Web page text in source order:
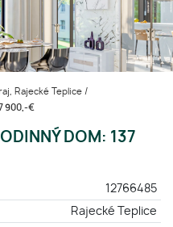
Rajecké Teplice /
900,-€
DOM: 137
12766485
Rajecké Teplice